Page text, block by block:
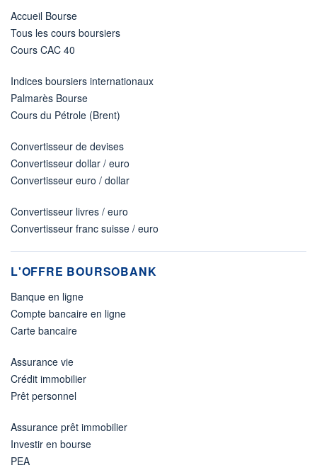
Accueil Bourse
Tous les cours boursiers
Cours CAC 40
Indices boursiers internationaux
Palmarès Bourse
Cours du Pétrole (Brent)
Convertisseur de devises
Convertisseur dollar / euro
Convertisseur euro / dollar
Convertisseur livres / euro
Convertisseur franc suisse / euro
L'OFFRE BOURSOBANK
Banque en ligne
Compte bancaire en ligne
Carte bancaire
Assurance vie
Crédit immobilier
Prêt personnel
Assurance prêt immobilier
Investir en bourse
PEA